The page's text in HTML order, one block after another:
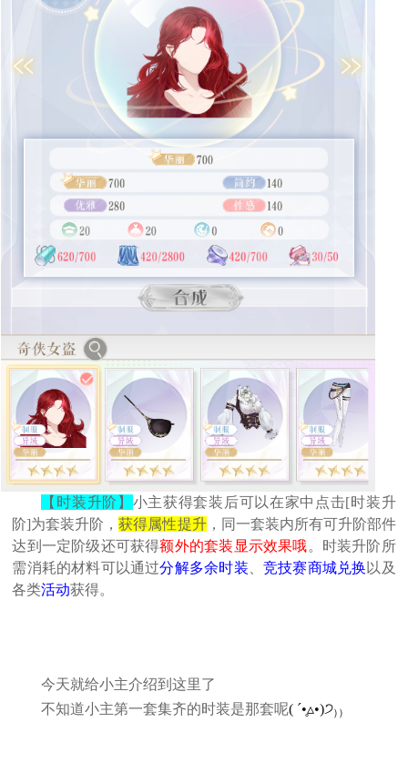
【时装升阶】 小主获得套装后可以在家中点击[时装升
阶]为套装升阶，获得属性提升，同一套装内所有可升阶部件
达到一定阶级还可获得额外的套装显示效果哦。时装升阶所
需消耗的材料可以通过分解多余时装 竞技赛商城兑换 以及
各类活动获得。
今天就给小主介绍到这里了
不知道小主第一套集齐的时装是那套呢( ˊ•̥▵•)੭₎₎